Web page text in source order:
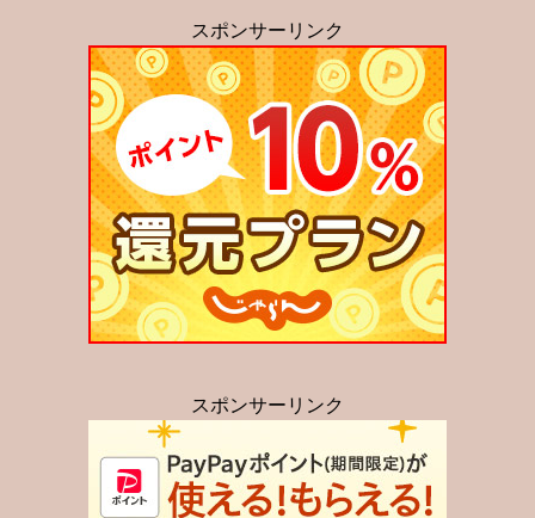
スポンサーリンク
スポンサーリンク